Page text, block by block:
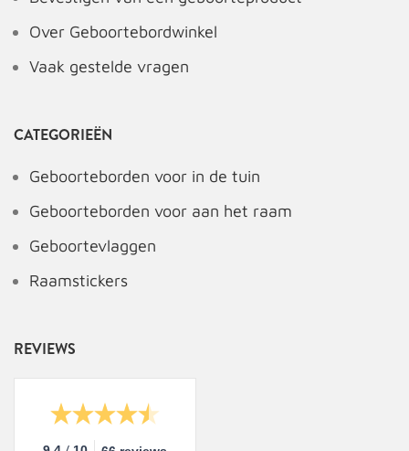
Over Geboortebordwinkel
Vaak gestelde vragen
CATEGORIEËN
Geboorteborden voor in de tuin
Geboorteborden voor aan het raam
Geboortevlaggen
Raamstickers
REVIEWS